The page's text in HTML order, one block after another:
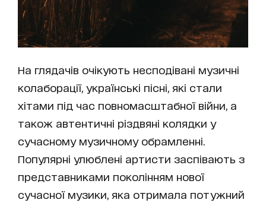
На глядачів очікують несподівані музичні
колаборації, українські пісні, які стали
хітами під час повномасштабної війни, а
також автентичні різдвяні колядки у
сучасному музичному обрамленні.
Популярні улюблені артисти заспівають з
представниками поколінням нової
сучасної музики, яка отримала потужний